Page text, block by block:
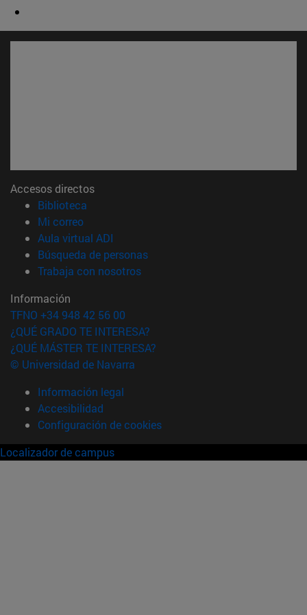
Accesos directos
Biblioteca
Mi correo(abre en nueva ventana)
Aula virtual ADI
Búsqueda de personas(abre en nueva ventana)
Trabaja con nosotros(abre en nueva ventana)
Información
TFNO +34 948 42 56 00
¿QUÉ GRADO TE INTERESA?
¿QUÉ MÁSTER TE INTERESA?
© Universidad de Navarra
Información legal
Accesibilidad
Configuración de cookies
Localizador de campus